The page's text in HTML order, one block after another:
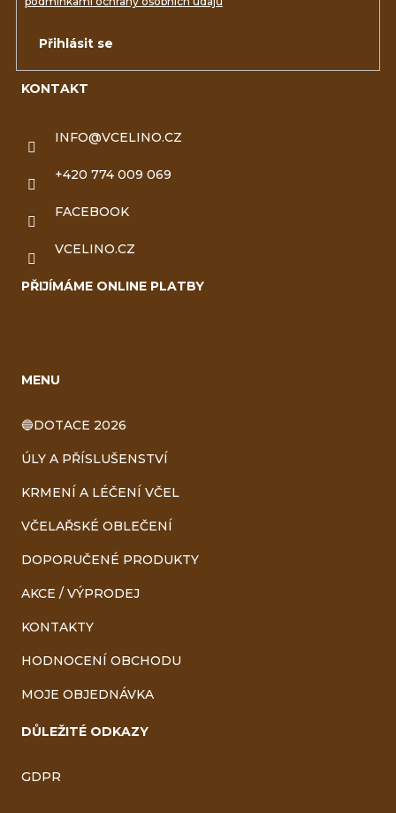
KONTAKT
INFO@VCELINO.CZ
+420 774 009 069
FACEBOOK
VCELINO.CZ
PŘIJÍMÁME ONLINE PLATBY
MENU
🔵DOTACE 2026
ÚLY A PŘÍSLUŠENSTVÍ
KRMENÍ A LÉČENÍ VČEL
VČELAŘSKÉ OBLEČENÍ
DOPORUČENÉ PRODUKTY
AKCE / VÝPRODEJ
KONTAKTY
HODNOCENÍ OBCHODU
MOJE OBJEDNÁVKA
DŮLEŽITÉ ODKAZY
GDPR
Přihlásit se